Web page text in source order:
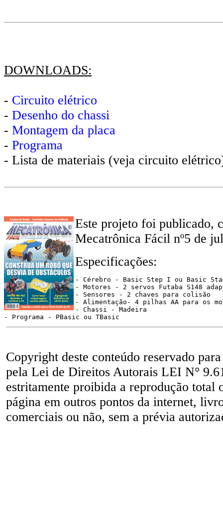
DOWNLOADS:
- Circuito elétrico
- Desenho do chassi
- Montagem da placa
- Programa
- Lista de materiais (veja circuito
Este projeto foi publicado,
Mecatrônica Fácil nº5 de
Especificações:
- Cérebro - Basic Step I ou Basic
- Motores - 2 servos Futaba S148
- Sensores - 2 chaves para colisão
- Alimentação- 4 pilhas AA para os
- Chassi - Madeira
- Programa - PBasic ou TBasic
Copyright deste conteúdo reservado
pela Lei de Direitos Autorais LEI N°
estritamente proibida a reprodução total
página em outros pontos da internet,
comerciais ou não, sem a prévia